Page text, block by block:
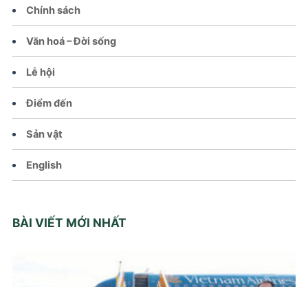
Chính sách
Văn hoá – Đời sống
Lễ hội
Điểm đến
Sản vật
English
BÀI VIẾT MỚI NHẤT